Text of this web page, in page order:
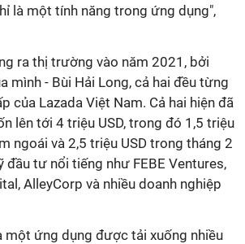
là một tính năng trong ứng dụng",
ra thị trường vào năm 2021, bởi
mình - Bùi Hải Long, cả hai đều từng
của Lazada Việt Nam. Cả hai hiện đã
lên tới 4 triệu USD, trong đó 1,5 triệu
ngoái và 2,5 triệu USD trong tháng 2
đầu tư nổi tiếng như FEBE Ventures,
AlleyCorp và nhiều doanh nghiệp
một ứng dụng được tải xuống nhiều